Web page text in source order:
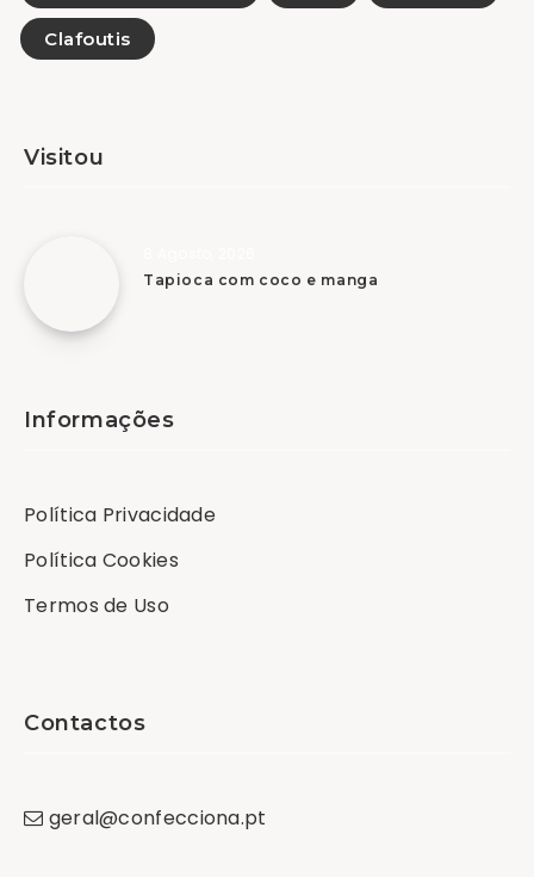
Clafoutis
Visitou
Tapioca com coco e manga
Informações
Política Privacidade
Política Cookies
Termos de Uso
Contactos
geral@confecciona.pt